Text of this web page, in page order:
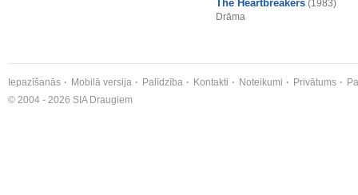
The Heartbreakers (1983)
Drāma
Iepazīšanās Mobilā versija Palīdzība Kontakti Noteikumi Privātums
© 2004 - 2026 SIA Draugiem